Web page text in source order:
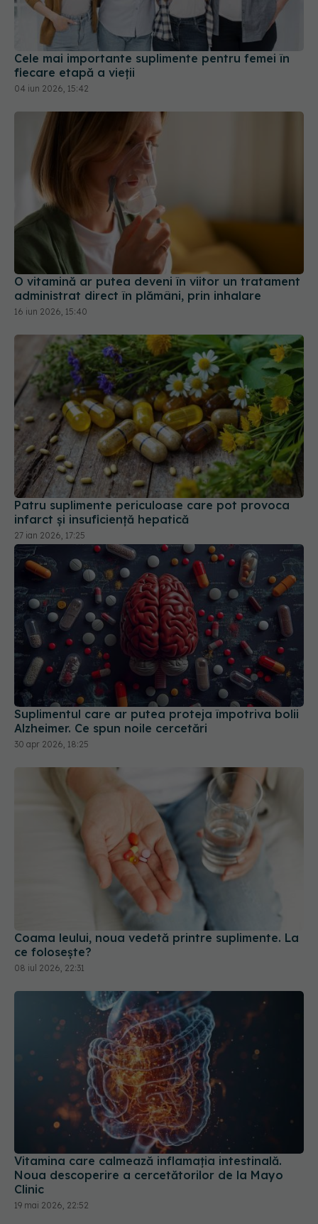
fiecare etapă a vieții
04 iun 2026, 15:42
O vitamină ar putea deveni în viitor un tratament
administrat direct în plămâni, prin inhalare
16 iun 2026, 15:40
Patru suplimente periculoase care pot provoca
infarct și insuficiență hepatică
27 ian 2026, 17:25
Suplimentul care ar putea proteja împotriva bolii
Alzheimer. Ce spun noile cercetări
30 apr 2026, 18:25
Coama leului, noua vedetă printre suplimente. La
Vitamina care calmează inflamația intestinală.
Noua descoperire a cercetătorilor de la Mayo